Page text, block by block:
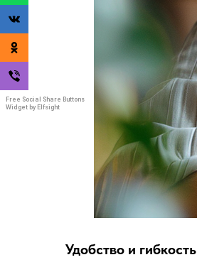
Удобство и гибкость
Free Social Share Buttons
Widget by Elfsight